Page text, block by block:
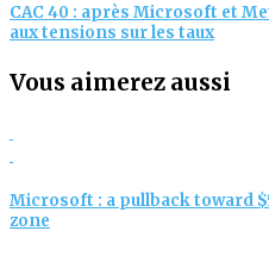
CAC 40 : après Microsoft et
aux tensions sur les taux
Vous aimerez aussi
Microsoft : a pullback toward
zone